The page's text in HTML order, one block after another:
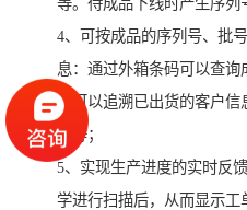
4、可按成品的序列号、批
息：通过外箱条码可以查询
还可以追溯已出货的客户
息等；
5、实现生产进度的实时反
学进行扫描后，从而显示工